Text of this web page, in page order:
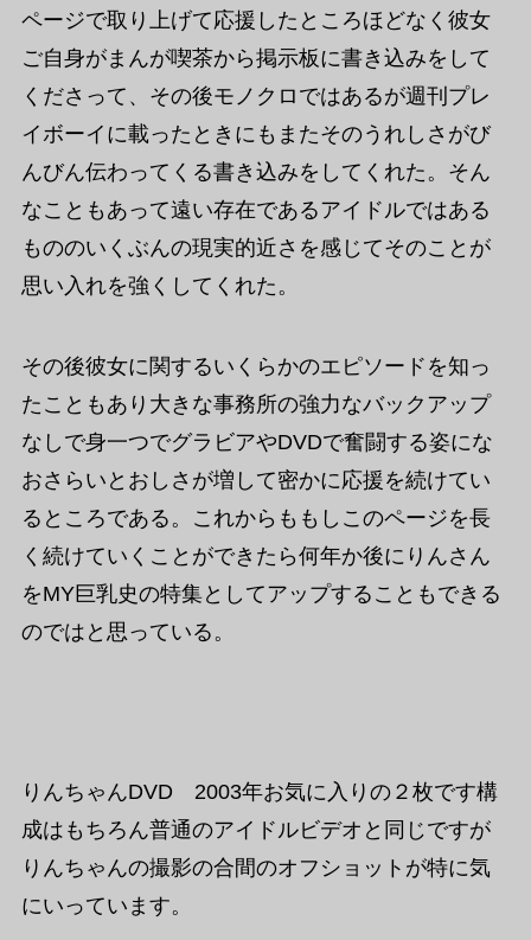
ページで取り上げて応援したところほどなく彼女
ご自身がまんが喫茶から掲示板に書き込みをして
くださって、その後モノクロではあるが週刊プレ
イボーイに載ったときにもまたそのうれしさがび
んびん伝わってくる書き込みをしてくれた。そん
なこともあって遠い存在であるアイドルではある
もののいくぶんの現実的近さを感じてそのことが
思い入れを強くしてくれた。
その後彼女に関するいくらかのエピソードを知っ
たこともあり大きな事務所の強力なバックアップ
なしで身一つでグラビアやDVDで奮闘する姿にな
おさらいとおしさが増して密かに応援を続けてい
るところである。これからももしこのページを長
く続けていくことができたら何年か後にりんさん
をMY巨乳史の特集としてアップすることもできる
のではと思っている。
りんちゃんDVD 2003年お気に入りの２枚です構
成はもちろん普通のアイドルビデオと同じですが
りんちゃんの撮影の合間のオフショットが特に気
にいっています。